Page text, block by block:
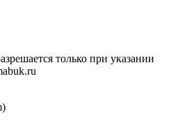
только при указании